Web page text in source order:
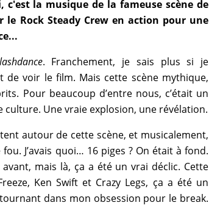
la musique de la fameuse scène de
le Rock Steady Crew en action pour une
. Franchement, je sais plus si je
de voir le film. Mais cette scène mythique,
Pour beaucoup d’entre nous, c’était un
Une vraie explosion, une révélation.
autour de cette scène, et musicalement,
J’avais quoi… 16 piges ? On était à fond.
avant, mais là, ça a été un vrai déclic. Cette
Ken Swift et Crazy Legs, ça a été un
dans mon obsession pour le break.